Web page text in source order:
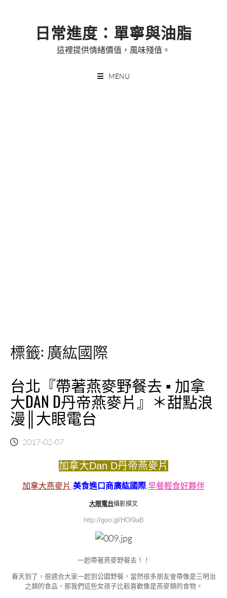
日常進度：單寧與油脂
這裡提供情緒價值，風味殘值。
MENU
標籤: 廣紘國際
台北『帶著燕麥野餐去 ▪ 加拿
大DAN D丹帝燕麥片』＊甜點浪
漫║大眼電台
2017-02-07
加拿大Dan D丹帝燕麥片
加拿大燕麥片 .美食進口商廣紘國際.早餐輕食好夥伴
大眼電台攝影撰文
http://goo.gl/HOI9aB
一起帶著燕麥野餐去！！
春天到了，很適合大家一起到公園野餐，當然很多朋友會帶像是三明治
之類的食品，那我們這些女孩子比較喜歡像是燕麥類的食物。